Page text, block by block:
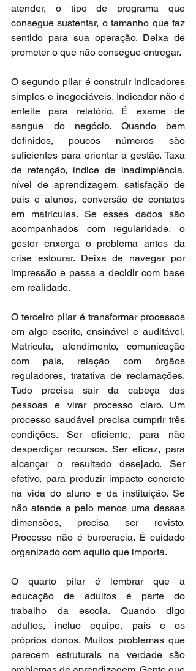
atender, o tipo de programa que
consegue sustentar, o tamanho que faz
sentido para sua operação. Deixa de
prometer o que não consegue entregar.
O segundo pilar é construir indicadores
simples e inegociáveis. Indicador não é
enfeite para relatório. É exame de
sangue do negócio. Quando bem
definidos, poucos números são
suficientes para orientar a gestão. Taxa
de retenção, índice de inadimplência,
nível de aprendizagem, satisfação de
pais e alunos, conversão de contatos
em matrículas. Se esses dados são
acompanhados com regularidade, o
gestor enxerga o problema antes da
crise estourar. Deixa de navegar por
impressão e passa a decidir com base
em realidade.
O terceiro pilar é transformar processos
em algo escrito, ensinável e auditável.
Matrícula, atendimento, comunicação
com pais, relação com órgãos
reguladores, tratativa de reclamações.
Tudo precisa sair da cabeça das
pessoas e virar processo claro. Um
processo saudável precisa cumprir três
condições. Ser eficiente, para não
desperdiçar recursos. Ser eficaz, para
alcançar o resultado desejado. Ser
efetivo, para produzir impacto concreto
na vida do aluno e da instituição. Se
não atende a pelo menos uma dessas
dimensões, precisa ser revisto.
Processo não é burocracia. É cuidado
organizado com aquilo que importa.
O quarto pilar é lembrar que a
educação de adultos é parte do
trabalho da escola. Quando digo
adultos, incluo equipe, pais e os
próprios donos. Muitos problemas que
parecem estruturais na verdade são